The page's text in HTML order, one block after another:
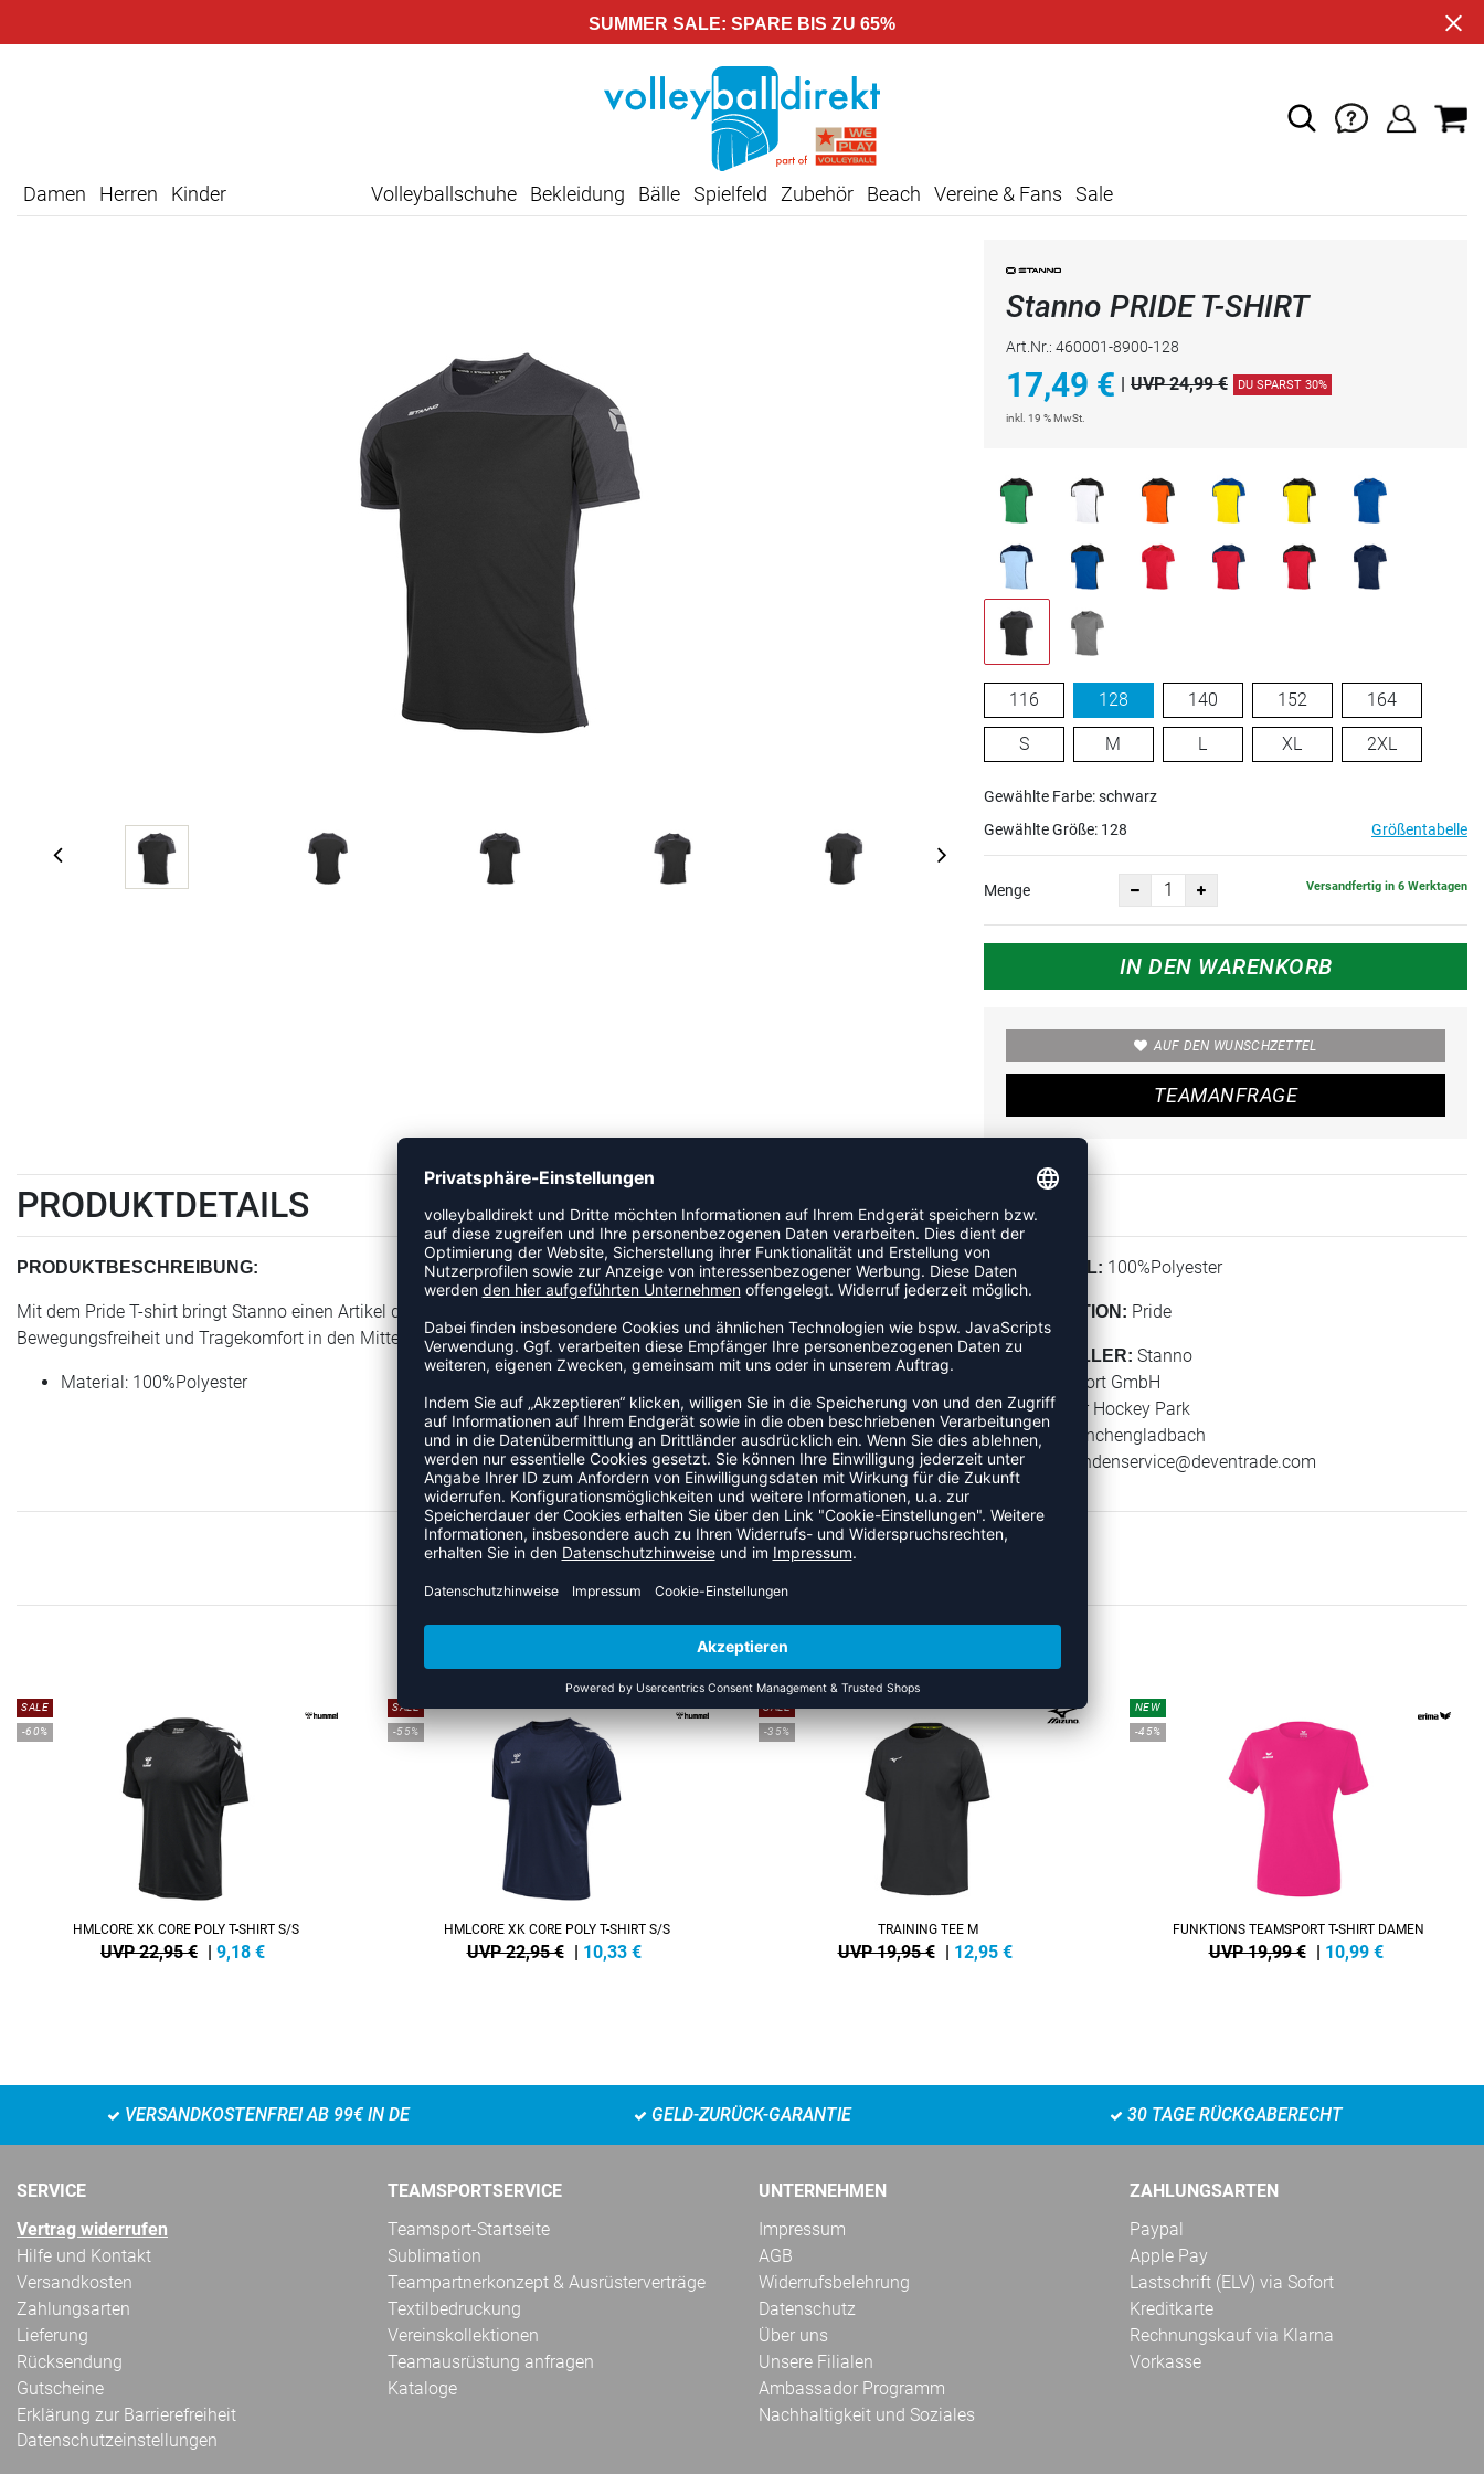
SUMMER SALE: SPARE BIS ZU 65%
Damen Herren Kinder Volleyballschuhe Bekleidung Bälle Spielfeld Zubehör Beach Vereine & Fans Sale
Stanno PRIDE T-SHIRT
Art.Nr.: 460001-8900-128
17,49 € UVP 24,99 € DU SPARST 30%
inkl. 19 % MwSt.
116 128 140 152 164
S M L XL 2XL
Gewählte Farbe: schwarz
Gewählte Größe: 128 Größentabelle
Menge Versandfertig in 6 Werktagen
IN DEN WARENKORB
AUF DEN WUNSCHZETTEL
TEAMANFRAGE
PRODUKTDETAILS
PRODUKTBESCHREIBUNG:
Mit dem Pride T-shirt bringt Stanno einen Artikel der Kategorie Shirt an den Start. Ein Shirt mit durchdachtem Schnitt, das
Bewegungsfreiheit und Tragekomfort in den Mittelpunkt stellt. Das Modell ist Teil der Pride-Kollektion von Stanno.
Material: 100%Polyester
MATERIAL: 100%Polyester
KOLLEKTION: Pride
HERSTELLER: Stanno
Stanno Sport GmbH
Warsteiner Hockey Park
41179 Mönchengladbach
E-Mail:
kundenservice@deventrade.com
ZULETZT ANGESEHEN
MEHR AUS DER KATEGORIE T-SHIRTS
SALE
-60%
HMLCORE XK CORE POLY T-SHIRT S/S
UVP 22,95 € | 9,18 €
SALE
-55%
HMLCORE XK CORE POLY T-SHIRT S/S
UVP 22,95 € | 10,33 €
SALE
-35%
TRAINING TEE M
UVP 19,95 € | 12,95 €
NEW
-45%
FUNKTIONS TEAMSPORT T-SHIRT DAMEN
UVP 19,99 € | 10,99 €
VERSANDKOSTENFREI AB 99€ IN DE GELD-ZURÜCK-GARANTIE 30 TAGE RÜCKGABERECHT
SERVICE
Vertrag widerrufen
Hilfe und Kontakt
Versandkosten
Zahlungsarten
Lieferung
Rücksendung
Gutscheine
Erklärung zur Barrierefreiheit
Datenschutzeinstellungen
TEAMSPORTSERVICE
Teamsport-Startseite
Sublimation
Teampartnerkonzept & Ausrüsterverträge
Textilbedruckung
Vereinskollektionen
Teamausrüstung anfragen
Kataloge
UNTERNEHMEN
Impressum
AGB
Widerrufsbelehrung
Datenschutz
Über uns
Unsere Filialen
Ambassador Programm
Nachhaltigkeit und Soziales
ZAHLUNGSARTEN
Paypal
Apple Pay
Lastschrift (ELV) via Sofort
Kreditkarte
Rechnungskauf via Klarna
Vorkasse